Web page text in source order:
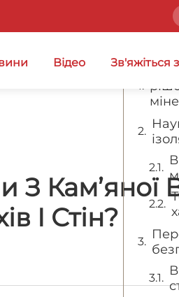
Відео Зв'яжіться
З Кам’яної
І Стін?
Зміст